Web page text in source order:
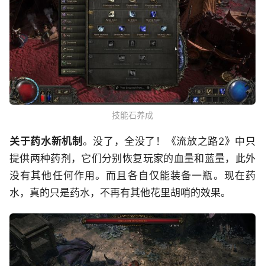
技能石养成
关于药水新机制 。没了，全没了！《流放之路2》中只
提供两种药剂，它们分别恢复玩家的血量和蓝量，此外
没有其他任何作用。而且各自仅能装备一瓶。现在药
水，真的只是药水，不再有其他花里胡哨的效果。